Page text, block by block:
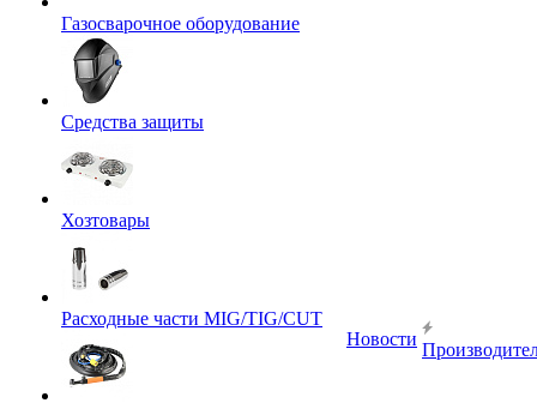
Газосварочное оборудование
Средства защиты
Хозтовары
Расходные части MIG/TIG/CUT
Новости